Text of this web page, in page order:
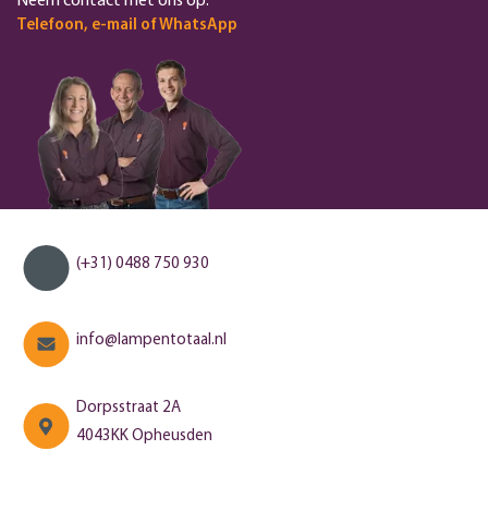
Telefoon, e-mail of WhatsApp
(+31) 0488 750 930
info@lampentotaal.nl
Dorpsstraat 2A
4043KK Opheusden